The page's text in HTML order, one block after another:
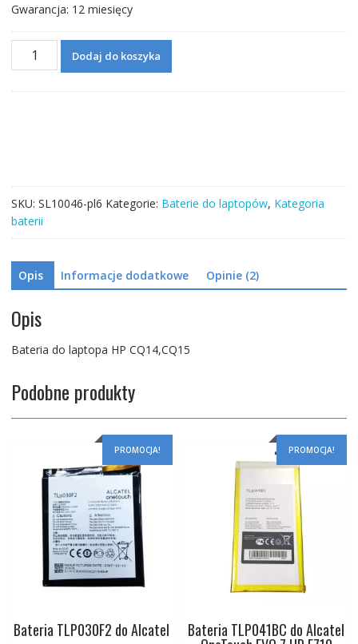
Gwarancja: 12 miesięcy
Bateria
Dodaj do koszyka
SKU: SL10046-pl6 Kategorie: Baterie do laptopów, Kategoria
baterii
Opis Informacje dodatkowe Opinie (2)
Opis
Bateria do laptopa HP CQ14,CQ15
Podobne produkty
PROMOCJA!
Bateria TLP030F2 do Alcatel
PROMOCJA!
Bateria TLP041BC do Alcatel